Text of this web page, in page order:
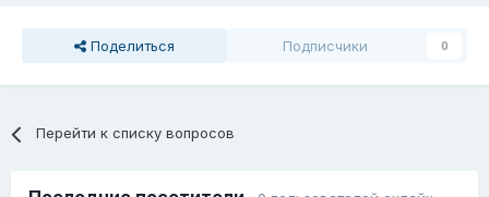
Поделиться Подписчики 0
Перейти к списку вопросов